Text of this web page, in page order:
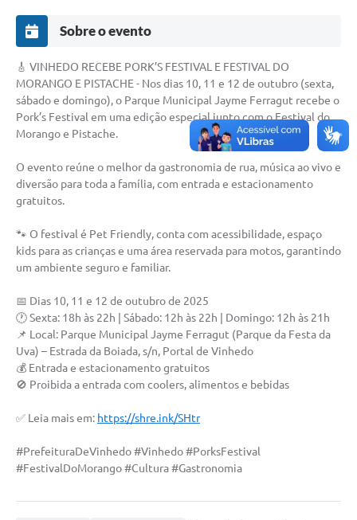
Contratos
Associação dos Servidores Públicos Municipais de
Vinhedo
Audiências Públicas
Arquivos para Download
Contas Públicas
Links Úteis
Serviços Online
Sobre o evento
🎸 VINHEDO RECEBE PORK’S FESTIVAL E FESTIVAL DO
MORANGO E PISTACHE - Nos dias 10, 11 e 12 de outubro (sexta,
sábado e domingo), o Parque Municipal Jayme Ferragut recebe o
Pork’s Festival em uma edição especial junto com o Festival do
Morango e Pistache.
O evento reúne o melhor da gastronomia de rua, música ao vivo e
diversão para toda a família, com entrada e estacionamento
gratuitos.
🐾 O festival é Pet Friendly, conta com acessibilidade, espaço
kids para as crianças e uma área reservada para motos, garantindo
um ambiente seguro e familiar.
📅 Dias 10, 11 e 12 de outubro de 2025
🕐 Sexta: 18h às 22h | Sábado: 12h às 22h | Domingo: 12h às 21h
📌 Local: Parque Municipal Jayme Ferragut (Parque da Festa da
Uva) – Estrada da Boiada, s/n, Portal de Vinhedo
💰 Entrada e estacionamento gratuitos
🚫 Proibida a entrada com coolers, alimentos e bebidas
✅ Leia mais em: https://shre.ink/SHtr
#PrefeituraDeVinhedo #Vinhedo #PorksFestival
#FestivalDoMorango #Cultura #Gastronomia